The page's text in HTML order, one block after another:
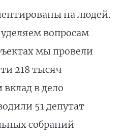
на людей.
вопросам
мы провели
218 тысяч
в дело
51 депутат
собраний